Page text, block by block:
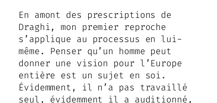
En amont des prescriptions de
Draghi, mon premier reproche
s’applique au processus en lui-
même. Penser qu’un homme peut
donner une vision pour l’Europe
entière est un sujet en soi.
Évidemment, il n’a pas travaillé
seul, évidemment il a auditionné,